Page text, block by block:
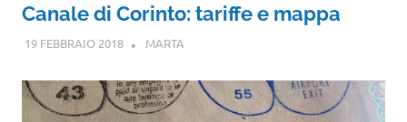
Canale di Corinto: tariffe e mappa
19 FEBBRAIO 2018 MARTA